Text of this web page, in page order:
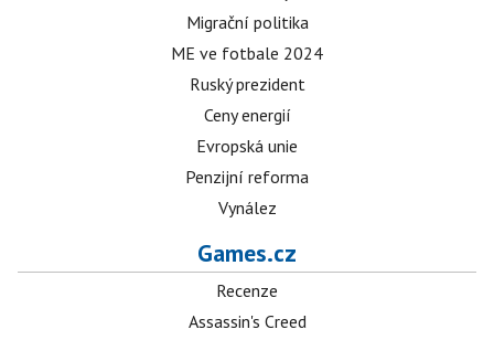
Migrační politika
ME ve fotbale 2024
Ruský prezident
Ceny energií
Evropská unie
Penzijní reforma
Vynález
Games.cz
Recenze
Assassin's Creed